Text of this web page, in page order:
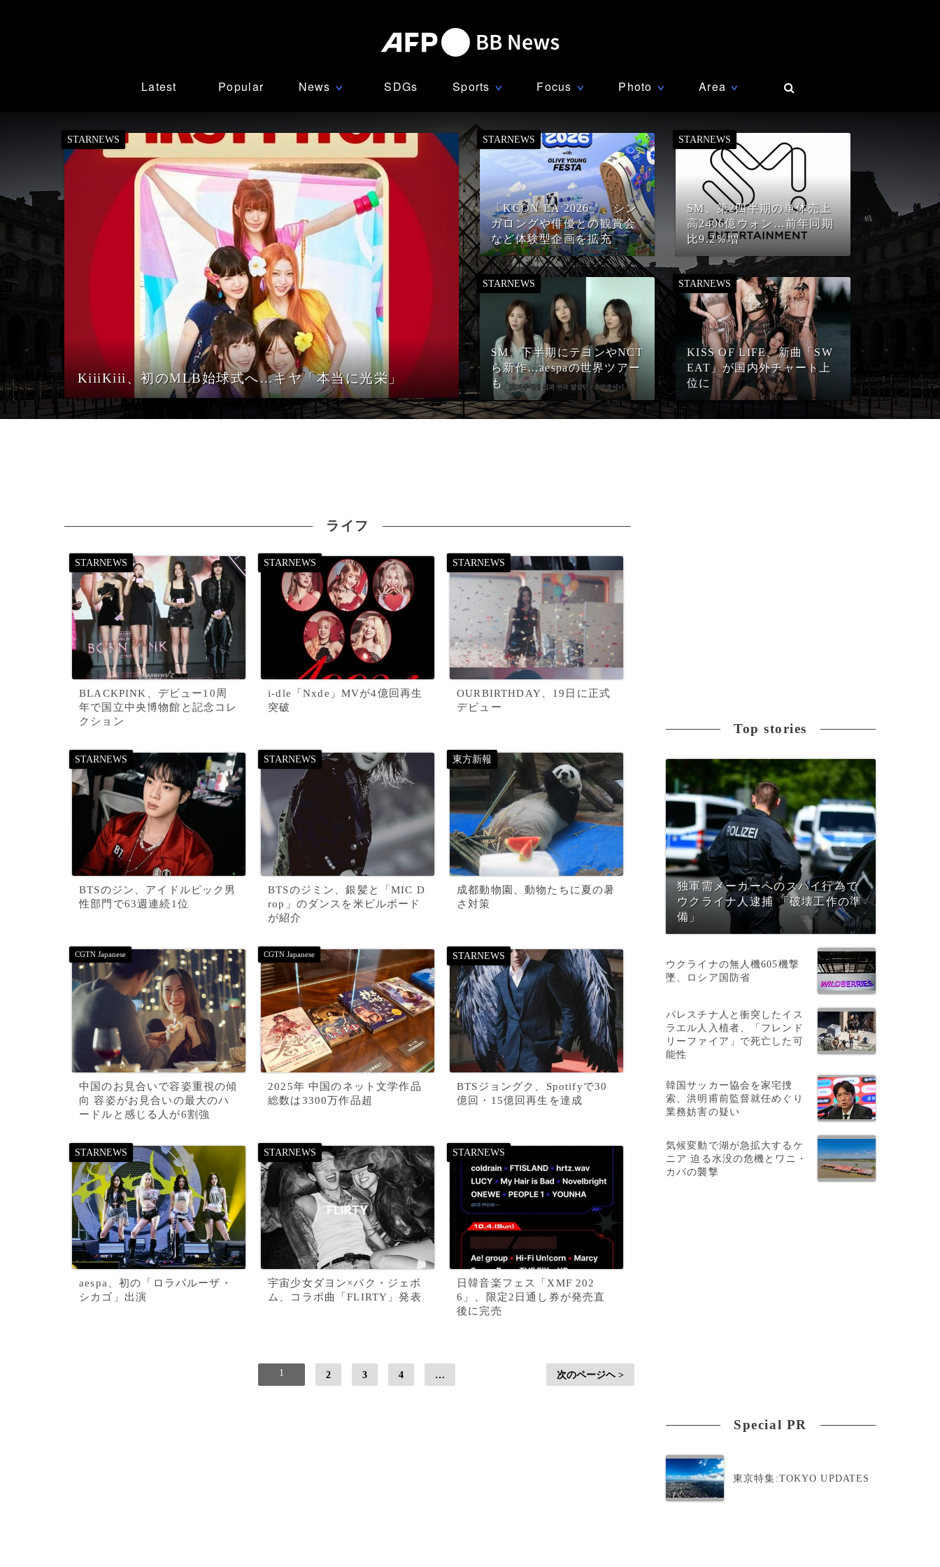
Latest Popular News ∨ SDGs Sports ∨ Focus ∨ Photo ∨ Area ∨
KiiiKiii、初のMLB始球式へ…キヤ「本当に光栄」
「KCON LA 2026」、シン
ガロングや俳優との観賞会
など体験型企画を拡充
SM、下半期にテヨンやNCT
ら新作…aespaの世界ツアー
も
SM、第2四半期の単体売上
高2406億ウォン…前年同期
比9.2％増
KISS OF LIFE、新曲「SW
EAT」が国内外チャート上
位に
ライフ
BLACKPINK、デビュー10周
年で国立中央博物館と記念コレ
クション
i-dle「Nxde」MVが4億回再生
突破
OURBIRTHDAY、19日に正式
デビュー
BTSのジン、アイドルピック男
性部門で63週連続1位
BTSのジミン、銀髪と「MIC D
rop」のダンスを米ビルボード
が紹介
成都動物園、動物たちに夏の暑
さ対策
中国のお見合いで容姿重視の傾
向 容姿がお見合いの最大のハ
ードルと感じる人が6割強
2025年 中国のネット文学作品
総数は3300万作品超
BTSジョングク、Spotifyで30
億回・15億回再生を達成
aespa、初の「ロラパルーザ・
シカゴ」出演
宇宙少女ダヨン×パク・ジェボ
ム、コラボ曲「FLIRTY」発表
日韓音楽フェス「XMF 202
6」、限定2日通し券が発売直
後に完売
1 2 3 4 … 次のページヘ >
Top stories
独軍需メーカーへのスパイ行為で
ウクライナ人逮捕 「破壊工作の準
備」
ウクライナの無人機605機撃
墜、ロシア国防省
パレスチナ人と衝突したイス
ラエル人入植者、「フレンド
リーファイア」で死亡した可
能性
韓国サッカー協会を家宅捜
索、洪明甫前監督就任めぐり
業務妨害の疑い
気候変動で湖が急拡大するケ
ニア 迫る水没の危機とワニ・
カバの襲撃
Special PR
東京特集:TOKYO UPDATES